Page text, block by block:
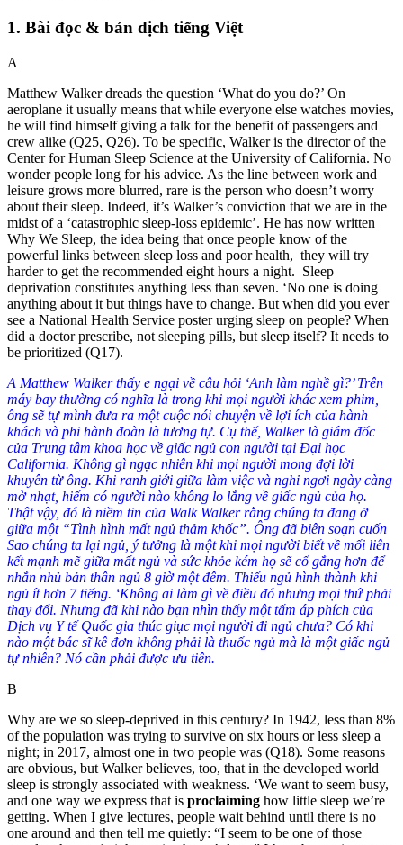
1. Bài đọc & bản dịch tiếng Việt
A
Matthew Walker dreads the question ‘What do you do?’ On
aeroplane it usually means that while everyone else watches movies,
he will find himself giving a talk for the benefit of passengers and
crew alike (Q25, Q26). To be specific, Walker is the director of the
Center for Human Sleep Science at the University of California. No
wonder people long for his advice. As the line between work and
leisure grows more blurred, rare is the person who doesn’t worry
about their sleep. Indeed, it’s Walker’s conviction that we are in the
midst of a ‘catastrophic sleep-loss epidemic’. He has now written
Why We Sleep, the idea being that once people know of the
powerful links between sleep loss and poor health, they will try
harder to get the recommended eight hours a night. Sleep
deprivation constitutes anything less than seven. ‘No one is doing
anything about it but things have to change. But when did you ever
see a National Health Service poster urging sleep on people? When
did a doctor prescribe, not sleeping pills, but sleep itself? It needs to
be prioritized (Q17).
A Matthew Walker thấy e ngại về câu hỏi ‘Anh làm nghề gì?’ Trên
máy bay thường có nghĩa là trong khi mọi người khác xem phim,
ông sẽ tự mình đưa ra một cuộc nói chuyện về lợi ích của hành
khách và phi hành đoàn là tương tự. Cụ thể, Walker là giám đốc
của Trung tâm khoa học về giấc ngủ con người tại Đại học
California. Không gì ngạc nhiên khi mọi người mong đợi lời
khuyên từ ông. Khi ranh giới giữa làm việc và nghỉ ngơi ngày càng
mờ nhạt, hiếm có người nào không lo lắng về giấc ngủ của họ.
Thật vậy, đó là niềm tin của Walk Walker rằng chúng ta đang ở
giữa một “Tình hình mất ngủ thảm khốc”. Ông đã biên soạn cuốn
Sao chúng ta lại ngủ, ý tưởng là một khi mọi người biết về mối liên
kết mạnh mẽ giữa mất ngủ và sức khỏe kém họ sẽ cố gắng hơn để
nhắn nhủ bản thân ngủ 8 giờ một đêm. Thiếu ngủ hình thành khi
ngủ ít hơn 7 tiếng. ‘Không ai làm gì về điều đó nhưng mọi thứ phải
thay đổi. Nhưng đã khi nào bạn nhìn thấy một tấm áp phích của
Dịch vụ Y tế Quốc gia thúc giục mọi người đi ngủ chưa? Có khi
nào một bác sĩ kê đơn không phải là thuốc ngủ mà là một giấc ngủ
tự nhiên? Nó cần phải được ưu tiên.
B
Why are we so sleep-deprived in this century? In 1942, less than 8%
of the population was trying to survive on six hours or less sleep a
night; in 2017, almost one in two people was (Q18). Some reasons
are obvious, but Walker believes, too, that in the developed world
sleep is strongly associated with weakness. ‘We want to seem busy,
and one way we express that is proclaiming how little sleep we’re
getting. When I give lectures, people wait behind until there is no
one around and then tell me quietly: “I seem to be one of those